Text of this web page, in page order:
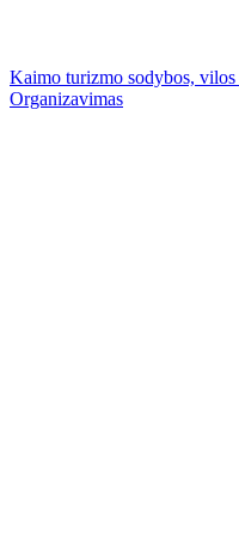
Kaimo turizmo sodybos, vilos
Organizavimas